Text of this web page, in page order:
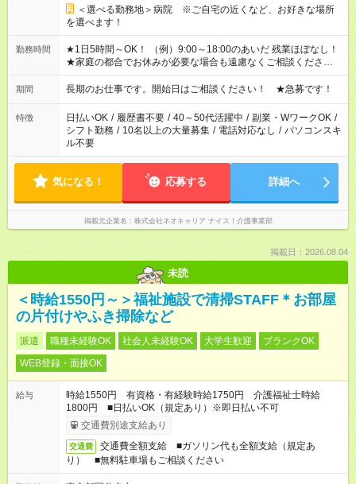
＜選べる勤務地＞病院 ※ご自宅の近くなど、お好きな場所
を選べます！
勤務時間
★1日5時間～OK！ （例）9:00～18:00のあいだ 残業ほぼなし！
★家庭の都合でお休みが必要な場合も遠慮なくご相談ください。
※シフトはご希望に合わせて調整可能です。 その他、 ＊週4日・
1日7時間 ＊日勤のみ ＊土日休み ＊午前だけ・午後だけ ＊平日
仕事をご紹介できます！ 登録の際に、あなたのご希望をお聞か
せください。
期間 長期のお仕事です。開始日はご相談ください！ ★急募です！
特徴 日払いOK / 履歴書不要 / 40～50代活躍中 / 副業・WワークOK /
シフト勤務 / 10名以上の大量募集 / 電話対応なし / パソコンスキ
ル不要
気になる！ 応募する 詳細へ
掲載元企業名 株式会社ネオキャリア ナイス！介護事業部
掲載日：2026.08.04
未読
＜時給1550円～＞福祉施設で清掃STAFF＊お部屋
の片付けやふき掃除など
派遣 職種未経験OK 社会人未経験OK 大学生歓迎
ブランクOK
WEB登録・面接OK
給与
時給1550円 有資格・有経験時給1750円 介護福祉士時給
1800円 ■日払いOK（規定あり）※即日払い不可
交通費別途支給あり
交通費
交通費全額支給 ■ガソリン代も全額支給（規定あ
り） ■無料駐車場もご相談ください